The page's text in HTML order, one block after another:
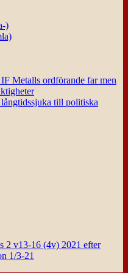
)
Metalls ordförande far men
till politiska
2 v13-16 (4v) 2021 efter
1/3-21